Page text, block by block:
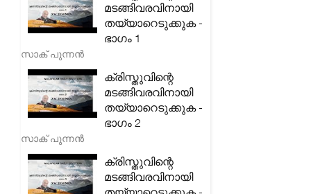
മടങ്ങിവരവിനായി
തയ്യാറെടുക്കുക -
ഭാഗം 1
സാക് പുന്നൻ
ക്രിസ്തുവിന്റെ
മടങ്ങിവരവിനായി
തയ്യാറെടുക്കുക -
ഭാഗം 2
സാക് പുന്നൻ
ക്രിസ്തുവിന്റെ
മടങ്ങിവരവിനായി